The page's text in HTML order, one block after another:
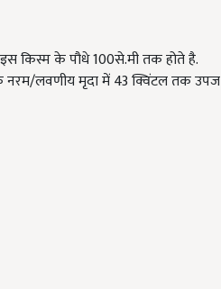
किस्म के पौधे 100से.मी तक होते है.
नरम/लवणीय मृदा में 43 क्विंटल तक उपज